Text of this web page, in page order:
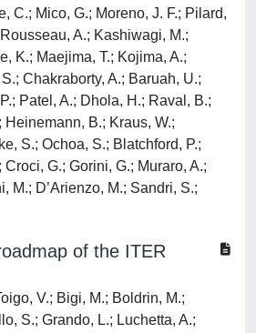
C.; Mico, G.; Moreno, J. F.; Pilard,
A.; Kashiwagi, M.;
K.; Maejima, T.; Kojima, A.;
Chakraborty, A.; Baruah, U.;
Patel, A.; Dhola, H.; Raval, B.;
Heinemann, B.; Kraus, W.;
S.; Ochoa, S.; Blatchford, P.;
G.; Gorini, G.; Muraro, A.;
M.; D’Arienzo, M.; Sandri, S.;
of the ITER
V.; Bigi, M.; Boldrin, M.;
S.; Grando, L.; Luchetta, A.;